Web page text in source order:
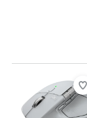
La note est de 7,4